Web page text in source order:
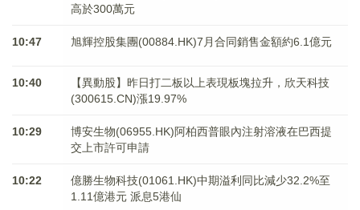
高於300萬元
10:47 旭輝控股集團(00884.HK)7月合同銷售金額約6.1億元
10:40
【異動股】昨日打二板以上表現板塊拉升，欣天科技
(300615.CN)漲19.97%
10:29
博安生物(06955.HK)阿柏西普眼內注射溶液在巴西提
交上市許可申請
10:22
億勝生物科技(01061.HK)中期溢利同比減少32.2%至
1.11億港元 派息5港仙